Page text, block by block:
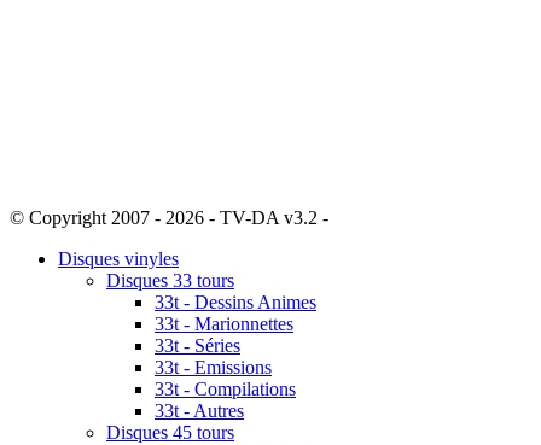
© Copyright 2007 - 2026 - TV-DA v3.2 -
Disques vinyles
Disques 33 tours
33t - Dessins Animes
33t - Marionnettes
33t - Séries
33t - Emissions
33t - Compilations
33t - Autres
Disques 45 tours